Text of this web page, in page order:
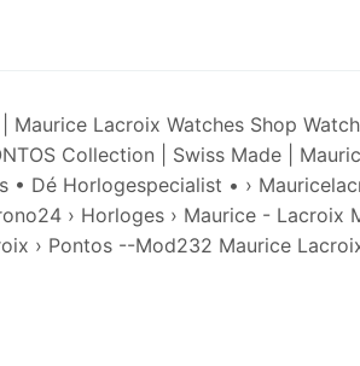
Maurice Lacroix Watches Shop
Collection | Swiss Made |
• Dé Horlogespecialist • ›
› Horloges › Maurice - Lacroix
› Pontos --Mod232 Maurice